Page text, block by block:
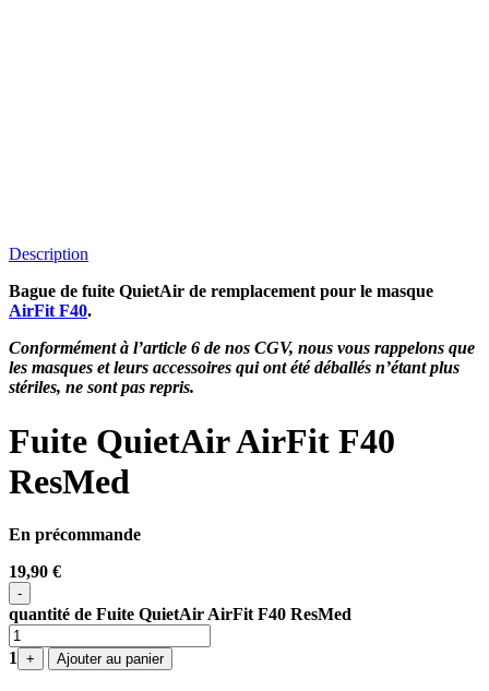
Description
Bague de fuite QuietAir de remplacement pour le masque
AirFit F40.
Conformément à l’article 6 de nos CGV, nous vous rappelons que
les masques et leurs accessoires qui ont été déballés n’étant plus
stériles, ne sont pas repris.
Fuite QuietAir AirFit F40
ResMed
En précommande
19,90 €
-
quantité de Fuite QuietAir AirFit F40 ResMed
1 + Ajouter au panier